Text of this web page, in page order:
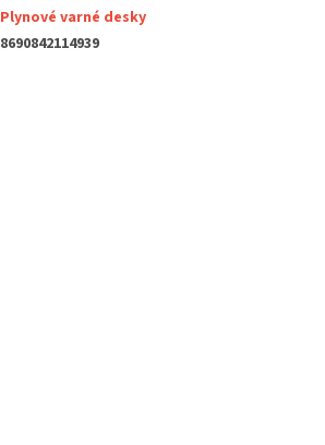
Plynové varné desky
8690842114939